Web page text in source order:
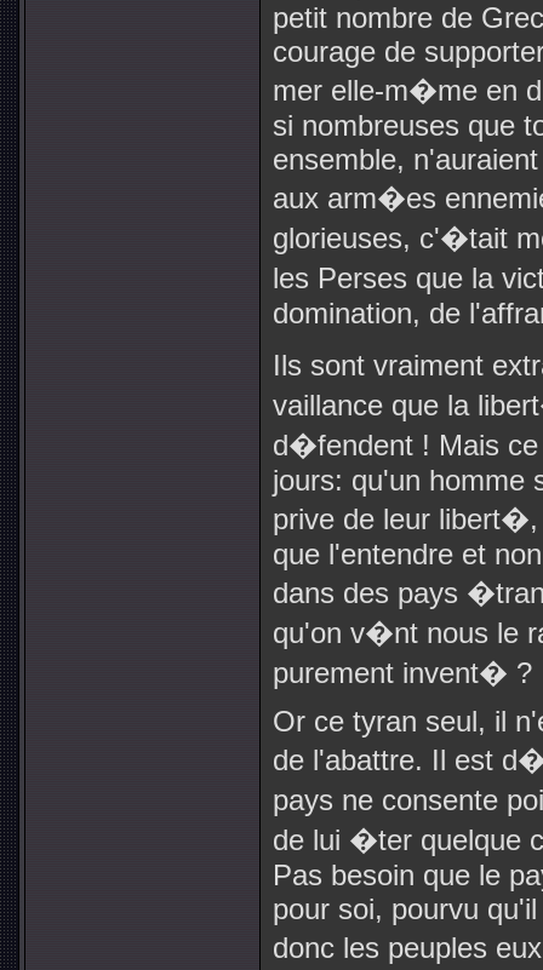
petit nombre de
courage de
mer elle-m�me en
si nombreuses que
ensemble,
aux arm�es
glorieuses, c'�tait
les Perses que la
domination, de
Ils sont vraiment
vaillance que la
d�fendent ! Mais
jours: qu'un homme
prive de leur
que l'entendre et
dans des pays
qu'on v�nt nous le
purement invent� ?
Or ce tyran seul, il
de l'abattre. Il est
pays ne consente
de lui �ter quelque
Pas besoin que le
pour soi, pourvu
donc les peuples